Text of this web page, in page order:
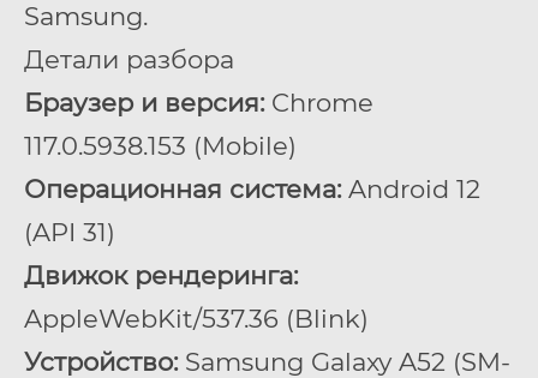
Samsung.
Детали разбора
Браузер и версия:Chrome
117.0.5938.153 (Mobile)
Операционная система:Android 12
(API 31)
Движок рендеринга:
AppleWebKit/537.36 (Blink)
Устройство:Samsung Galaxy A52 (SM-